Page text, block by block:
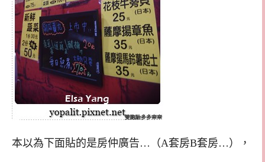
本以為下面貼的是房仲廣告…（A套房B套房…），